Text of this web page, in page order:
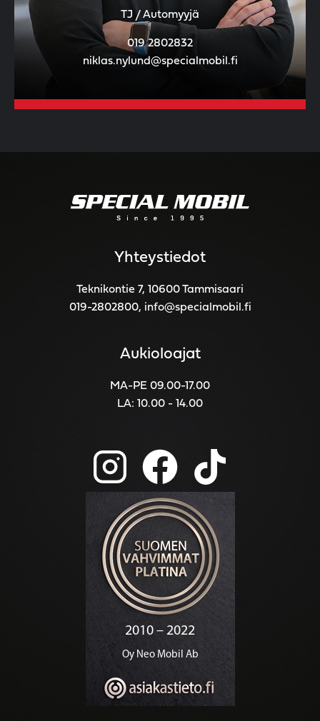
TJ / Automyyjä
019 2802832
niklas.nylund@specialmobil.fi
Yhteystiedot
Teknikontie 7, 10600 Tammisaari
019-2802800, info@specialmobil.fi
Aukioloajat
MA-PE 09.00-17.00
LA: 10.00 - 14.00